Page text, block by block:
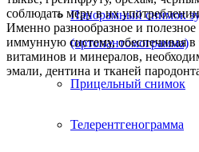
Панорамный снимок
(ортопантомограмма)
Прицельный снимок
Телерентгенограмма
соблюдать меру в их
Именно разнообразное и
иммунную систему, обеспечивая
витаминов и минералов,
эмали, дентина и тканей